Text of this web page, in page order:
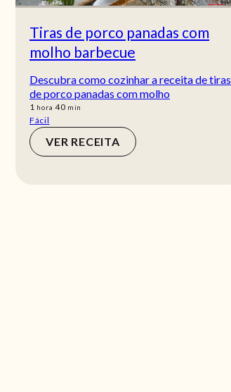
Tiras de porco panadas com
molho barbecue
Descubra como cozinhar a receita de tiras
de porco panadas com molho
1 hora
hora 40min
min
Fácil
VER RECEITA